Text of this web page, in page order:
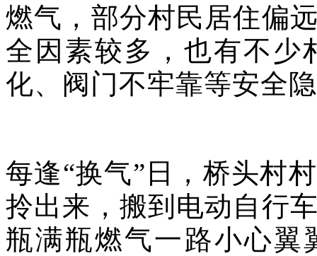
燃气，部分村民居住偏
全因素较多，也有不少
化、阀门不牢靠等安全
每逢“换气”日，桥头村
拎出来，搬到电动自行
瓶满瓶燃气一路小心翼